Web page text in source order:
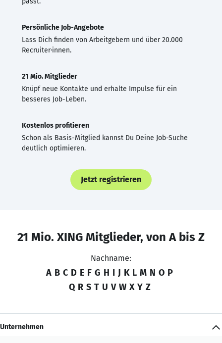
Persönliche Job-Angebote
Lass Dich finden von Arbeitgebern und über 20.000
Recruiter·innen.
21 Mio. Mitglieder
Knüpf neue Kontakte und erhalte Impulse für ein
besseres Job-Leben.
Kostenlos profitieren
Schon als Basis-Mitglied kannst Du Deine Job-Suche
deutlich optimieren.
Jetzt registrieren
21 Mio. XING Mitglieder, von A bis Z
Nachname:
A B C D E F G H I J K L M N O P
Q R S T U V W X Y Z
Unternehmen